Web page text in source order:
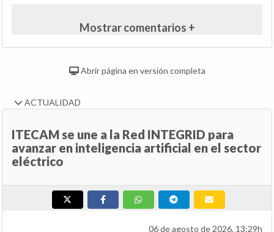
Mostrar comentarios +
Abrir página en versión completa
ACTUALIDAD
ITECAM se une a la Red INTEGRID para
avanzar en inteligencia artificial en el sector
eléctrico
06 de agosto de 2026, 13:29h